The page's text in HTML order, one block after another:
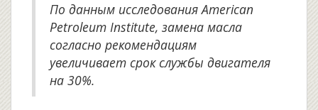
По данным исследования American
Petroleum Institute, замена масла
согласно рекомендациям
увеличивает срок службы двигателя
на 30%.